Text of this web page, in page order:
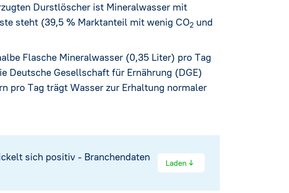
Durstlöscher ist Mineralwasser mit
steht (39,5 % Marktanteil mit wenig CO2und
Flasche Mineralwasser (0,35 Liter) pro Tag
Deutsche Gesellschaft für Ernährung (DGE)
pro Tag trägt Wasser zur Erhaltung normaler
sich positiv - Branchendaten
↓
Laden